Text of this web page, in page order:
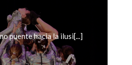
puente hacia la ilusi[...]